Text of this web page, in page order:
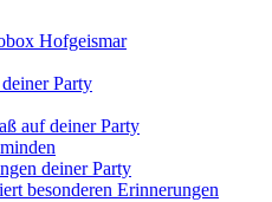
Hofgeismar
Party
auf deiner Party
deiner Party
besonderen Erinnerungen